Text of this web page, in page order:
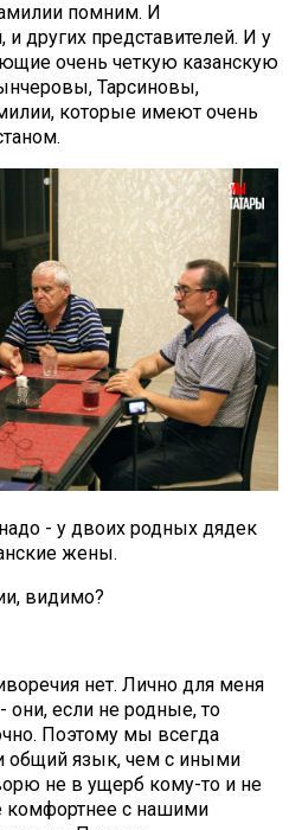
помним. И
других представителей. И у
очень четкую казанскую
Тарсиновы,
которые имеют очень
- у двоих родных дядек
жены.
видимо?
нет. Лично для меня
они, если не родные, то
Поэтому мы всегда
общий язык, чем с иными
не в ущерб кому-то и не
комфортнее с нашими